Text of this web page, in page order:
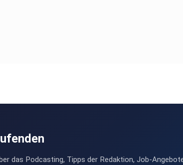
das Podcasting, Tipps der Redaktion, Job-